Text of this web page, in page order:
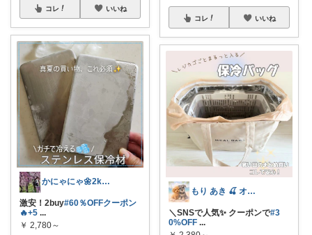
コレ いいね
かにゃにゃ🌼2kids mama
激安！2buy#60％OFFクーポン
🔥+5 ...
￥ 2,780～
コレ いいね
もり あき 🍒 オリ写強化中です♡◡̈
＼SNSで人気✨ クーポンで#3
0%OFF ...